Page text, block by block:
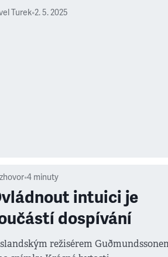
Turek•2. 5. 2025
•4 minuty
intuici je
dospívání
režisérem